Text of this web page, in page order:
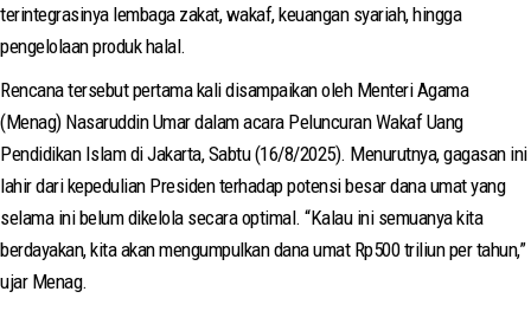
terintegrasinya lembaga zakat, wakaf, keuangan syariah, hingga
pengelolaan produk halal.
Rencana tersebut pertama kali disampaikan oleh Menteri Agama
(Menag) Nasaruddin Umar dalam acara Peluncuran Wakaf Uang
Pendidikan Islam di Jakarta, Sabtu (16/8/2025). Menurutnya, gagasan ini
lahir dari kepedulian Presiden terhadap potensi besar dana umat yang
selama ini belum dikelola secara optimal. “Kalau ini semuanya kita
berdayakan, kita akan mengumpulkan dana umat Rp500 triliun per tahun,”
ujar Menag.